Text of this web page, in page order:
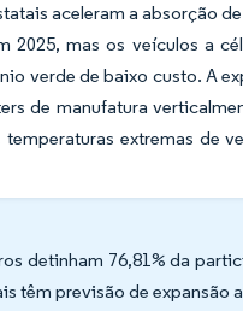
aceleram a absorção
mas os veículos a
verde de baixo custo. A
de manufatura
extremas de
detinham 76,81% da
têm previsão de expansão